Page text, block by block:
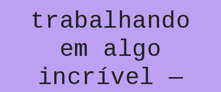
trabalhando
em algo
incrível —